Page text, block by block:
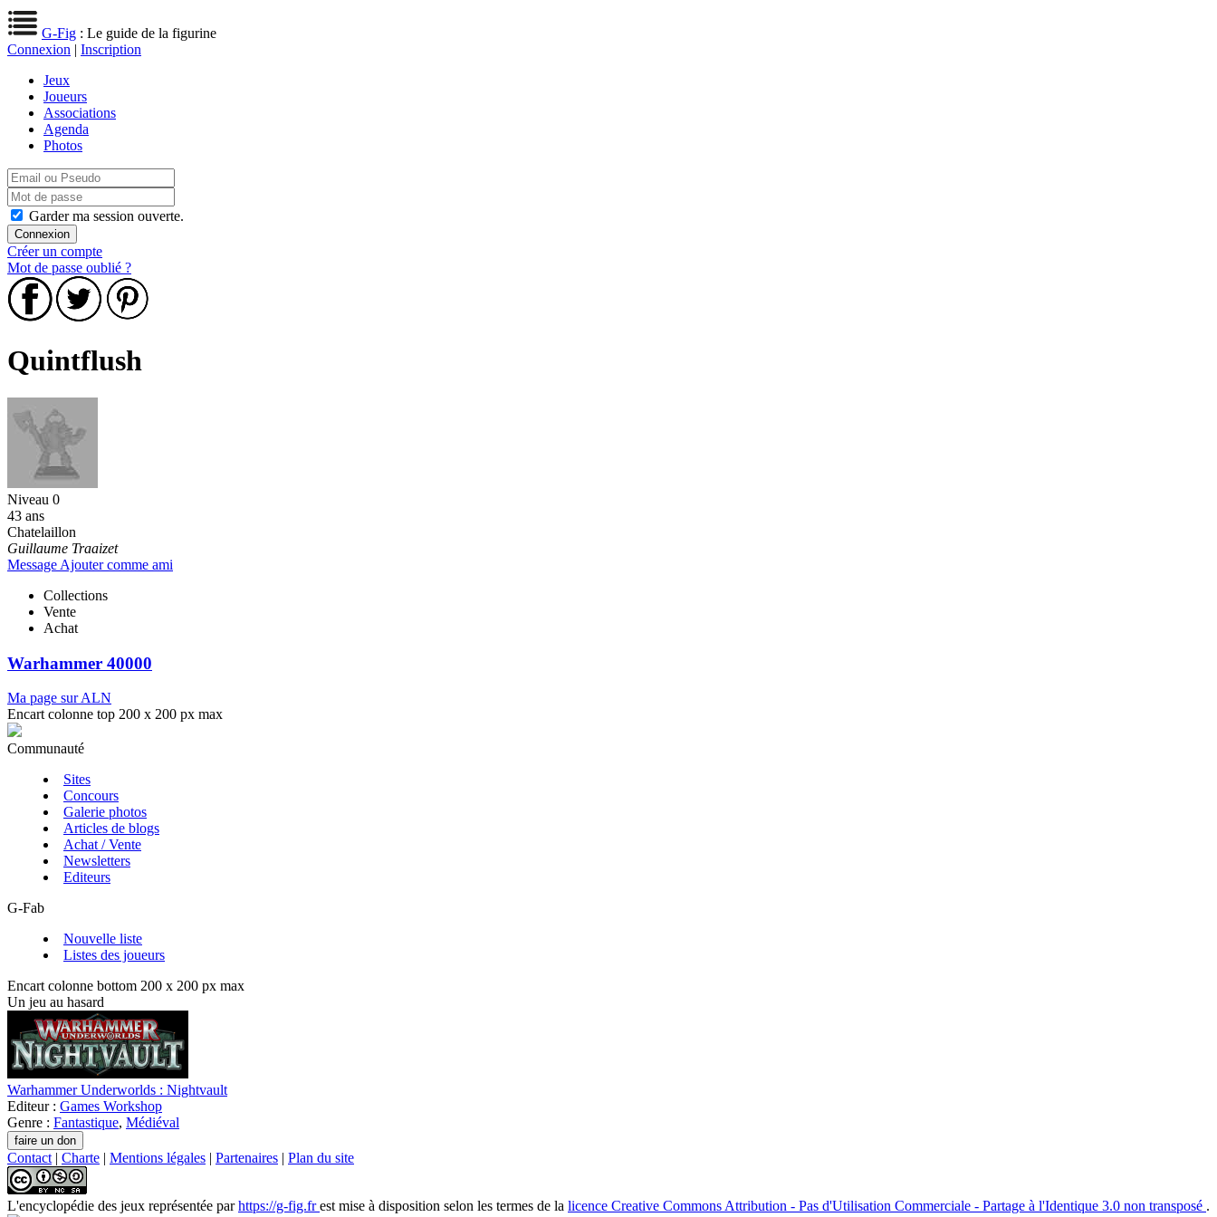
G-Fig : Le guide de la figurine
Connexion | Inscription
Jeux
Joueurs
Associations
Agenda
Photos
Garder ma session ouverte.
Créer un compte
Mot de passe oublié ?
Quintflush
Niveau 0
43 ans
Chatelaillon
Guillaume Traaizet
Message Ajouter comme ami
Collections
Vente
Achat
Warhammer 40000
Ma page sur ALN
Encart colonne top 200 x 200 px max
Communauté
Sites
Concours
Galerie photos
Articles de blogs
Achat / Vente
Newsletters
Editeurs
G-Fab
Nouvelle liste
Listes des joueurs
Encart colonne bottom 200 x 200 px max
Un jeu au hasard
Warhammer Underworlds : Nightvault
Editeur : Games Workshop
Genre : Fantastique, Médiéval
Contact | Charte | Mentions légales | Partenaires | Plan du site
L'encyclopédie des jeux représentée parhttps://g-fig.frest mise à disposition selon les termes de la licence Creative Commons Attribution - Pas d'Utilisation Commerciale - Partage à l'Identique 3.0 non transposé .